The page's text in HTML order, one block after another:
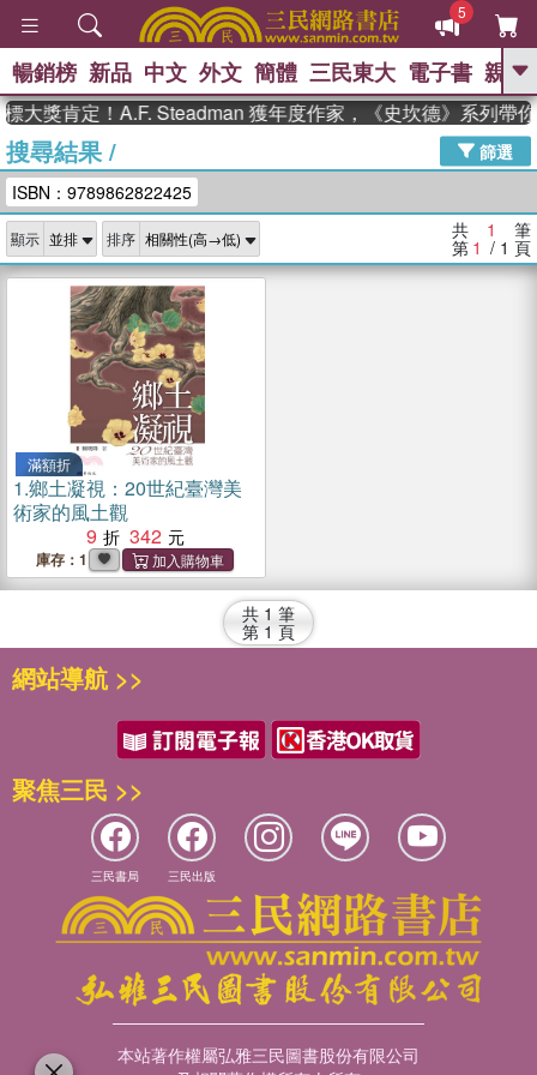
5
GO
高希均教授回憶錄
、 The Odyssey 、 父親節 、 花開錦
李登輝時代 、 數學女孩：黎曼猜想
、
如果歷史是一
群喵 、 臺灣漫遊錄
暢銷榜 新品 中文 外文 簡體 三民東大 電子書 親子
大獎肯定！A.F. Steadman 獲年度作家，《史坎德》系列帶
搜尋結果/
篩選
ISBN：9789862822425
顯示 排序 共 1 筆
第 1 / 1 頁
滿額折
1.鄉土凝視：20世紀臺灣美
術家的風土觀
9
342
庫存：1
共 1 筆
第 1 頁
網站導航 >>
聚焦三民 >>
三民書局 三民出版
本站著作權屬弘雅三民圖書股份有限公司